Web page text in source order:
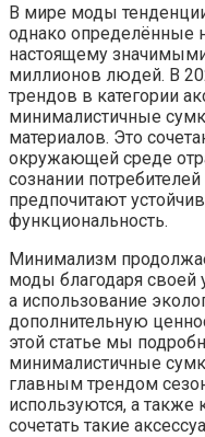
В мире моды
однако определённые
настоящему
миллионов людей. В
трендов в категории
минималистичные
материалов. Это
окружающей среде
сознании
предпочитают
функциональность.
Минимализм
моды благодаря своей
а использование
дополнительную
этой статье мы
минималистичные
главным трендом
используются, а
сочетать такие